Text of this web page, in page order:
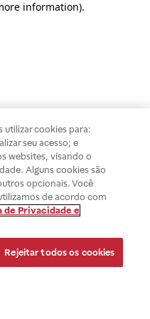
information).
utilizar cookies para:
seu acesso; e
websites, visando o
Alguns cookies são
opcionais. Você
de acordo com
de Privacidade e
Rejeitar todos os cookies